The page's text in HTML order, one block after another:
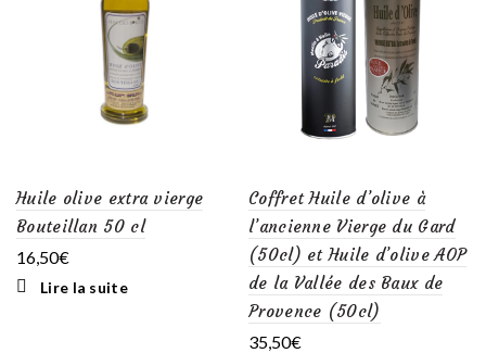
Huile olive extra vierge
Bouteillan 50 cl
16,50€
Lire la suite
Coffret Huile d’olive à
l’ancienne Vierge du Gard
(50cl) et Huile d’olive AOP
de la Vallée des Baux de
Provence (50cl)
35,50€